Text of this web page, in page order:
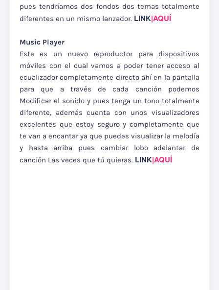
pues tendríamos dos fondos dos temas totalmente
diferentes en un mismo lanzador. LINK|AQUÍ
Music Player
Este es un nuevo reproductor para dispositivos
móviles con el cual vamos a poder tener acceso al
ecualizador completamente directo ahí en la pantalla
para que a través de cada canción podemos
Modificar el sonido y pues tenga un tono totalmente
diferente, además cuenta con unos visualizadores
excelentes que estoy seguro y completamente que
te van a encantar ya que puedes visualizar la melodía
y hasta arriba pues cambiar lobo adelantar de
canción Las veces que tú quieras. LINK|AQUÍ